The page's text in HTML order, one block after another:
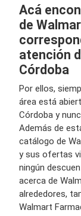
Acá
de
atención
Córdoba
Por ellos,
área está
Córdoba y
Además de
catálogo de
y sus ofertas
ningún
acerca de
alrededores,
Walmart